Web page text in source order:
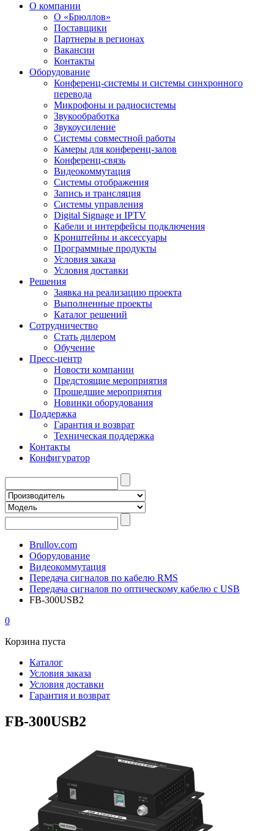
О компании
О «Брюллов»
Поставщики
Партнеры в регионах
Вакансии
Контакты
Оборудование
Конференц-системы и системы синхронного
перевода
Микрофоны и радиосистемы
Звукообработка
Звукоусиление
Системы совместной работы
Камеры для конференц-залов
Конференц-связь
Видеокоммутация
Системы отображения
Запись и трансляция
Системы управления
Digital Signage и IPTV
Кабели и интерфейсы подключения
Кронштейны и аксессуары
Программные продукты
Условия заказа
Условия доставки
Решения
Заявка на реализацию проекта
Выполненные проекты
Каталог решений
Сотрудничество
Стать дилером
Обучение
Пресс-центр
Новости компании
Предстоящие мероприятия
Прошедшие мероприятия
Новинки оборудования
Поддержка
Гарантия и возврат
Техническая поддержка
Контакты
Конфигуратор
Brullov.com
Оборудование
Видеокоммутация
Передача сигналов по кабелю RMS
Передача сигналов по оптическому кабелю с USB
FB-300USB2
0
Корзина пуста
Каталог
Условия заказа
Условия доставки
Гарантия и возврат
FB-300USB2